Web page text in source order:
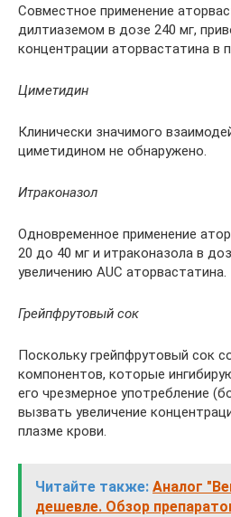
Совместное применение
дилтиаземом в дозе 240 мг,
концентрации аторвастатина в
Циметидин
Клинически значимого
циметидином не обнаружено.
Итраконазол
Одновременное применение
20 до 40 мг и итраконазола в
увеличению AUC аторвастатина.
Грейпфрутовый сок
Поскольку грейпфрутовый сок
компонентов, которые
его чрезмерное употребление
вызвать увеличение
плазме крови.
Читайте также: Аналог
дешевле. Обзор